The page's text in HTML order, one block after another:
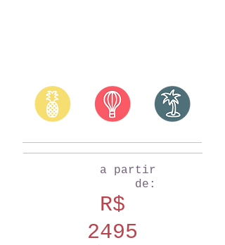
a partir
de:
R$
2495